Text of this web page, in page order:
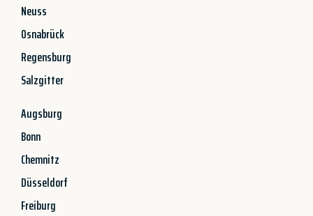
Neuss
Osnabrück
Regensburg
Salzgitter
Augsburg
Bonn
Chemnitz
Düsseldorf
Freiburg